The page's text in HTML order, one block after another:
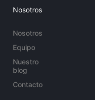
Nosotros
Nosotros
Equipo
Nuestro
blog
Contacto